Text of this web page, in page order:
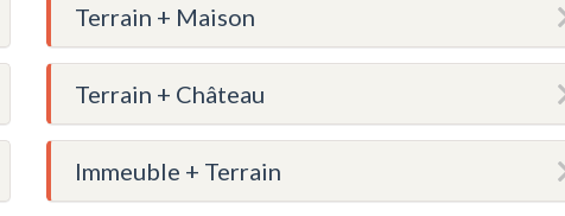
Terrain + Maison
Terrain + Château
Immeuble + Terrain